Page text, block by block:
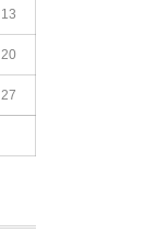
13
20
27